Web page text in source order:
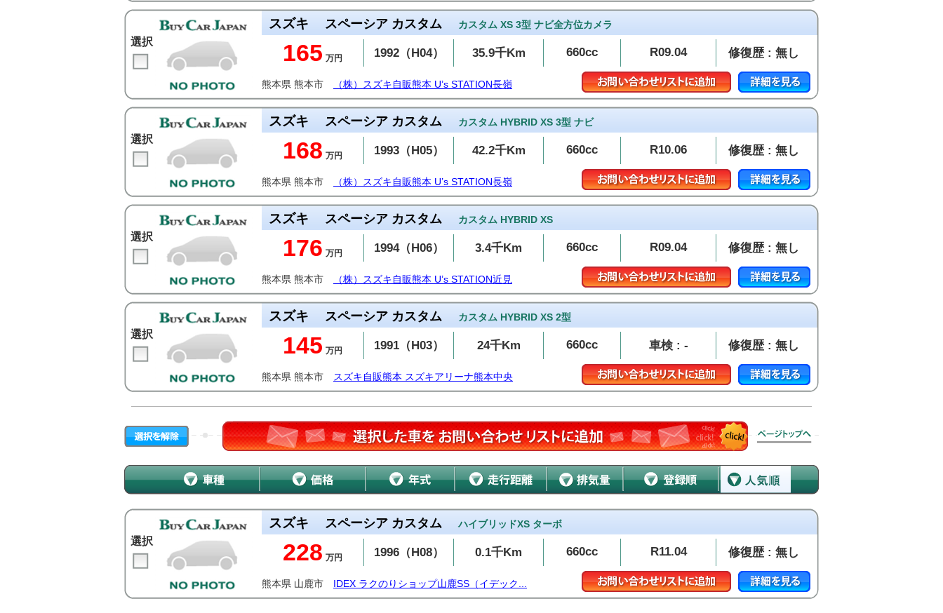
選択
スズキ スペーシア カスタム カスタム XS 3型 ナビ全方位カメラ
165 万円 1992（H04） 35.9千Km 660cc R09.04 修復歴 : 無し
熊本県 熊本市 （株）スズキ自販熊本 U’s STATION長嶺
選択
スズキ スペーシア カスタム カスタム HYBRID XS 3型 ナビ
168 万円 1993（H05） 42.2千Km 660cc R10.06 修復歴 : 無し
熊本県 熊本市 （株）スズキ自販熊本 U’s STATION長嶺
選択
スズキ スペーシア カスタム カスタム HYBRID XS
176 万円 1994（H06） 3.4千Km 660cc R09.04 修復歴 : 無し
熊本県 熊本市 （株）スズキ自販熊本 U’s STATION近見
選択
スズキ スペーシア カスタム カスタム HYBRID XS 2型
145 万円 1991（H03） 24千Km 660cc 車検 : - 修復歴 : 無し
熊本県 熊本市 スズキ自販熊本 スズキアリーナ熊本中央
選択
スズキ スペーシア カスタム ハイブリッドXS ターボ
228 万円 1996（H08） 0.1千Km 660cc R11.04 修復歴 : 無し
熊本県 山鹿市 IDEX ラクのりショップ山鹿SS（イデック...